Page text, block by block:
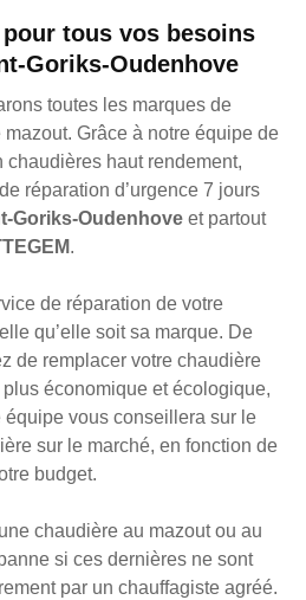
tous vos besoins
Goriks-Oudenhove
toutes les marques de
Grâce à notre équipe de
chaudières haut rendement,
réparation d’urgence 7 jours
Goriks-Oudenhove et partout
.
de réparation de votre
qu’elle soit sa marque. De
de remplacer votre chaudière
économique et écologique,
équipe vous conseillera sur le
sur le marché, en fonction de
budget.
chaudière au mazout ou au
si ces dernières ne sont
par un chauffagiste agréé.